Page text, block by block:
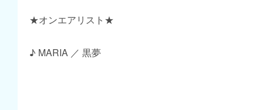
★オンエアリスト★
♪ MARIA ／ 黒夢